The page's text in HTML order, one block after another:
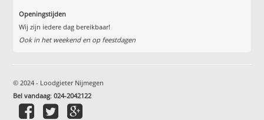
Openingstijden
Wij zijn iedere dag bereikbaar!
Ook in het weekend en op feestdagen
© 2024 - Loodgieter Nijmegen
Bel vandaag:024-2042122